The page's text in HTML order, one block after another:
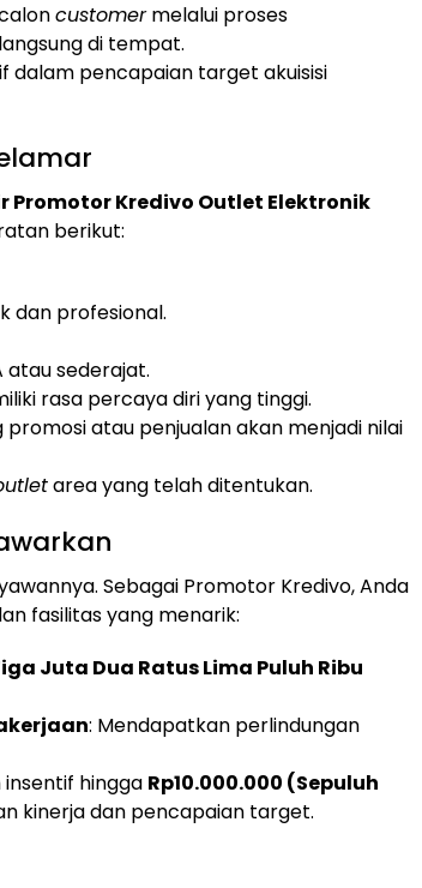
customermelalui proses
di tempat.
dalam pencapaian target akuisisi
Promotor Kredivo Outlet Elektronik
berikut:
dan profesional.
atau sederajat.
rasa percaya diri yang tinggi.
promosi atau penjualan akan menjadi nilai
area yang telah ditentukan.
Sebagai Promotor Kredivo, Anda
fasilitas yang menarik:
Juta Dua Ratus Lima Puluh Ribu
: Mendapatkan perlindungan
hingga Rp10.000.000 (Sepuluh
kinerja dan pencapaian target.